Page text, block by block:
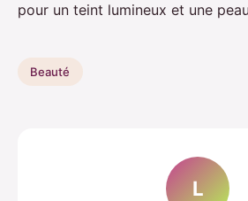
pour un teint lumineux et une
Beauté
L